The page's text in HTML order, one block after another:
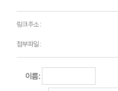
링크주소 :
첨부파일 :
이름: